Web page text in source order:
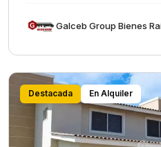
Destacada En Alquiler